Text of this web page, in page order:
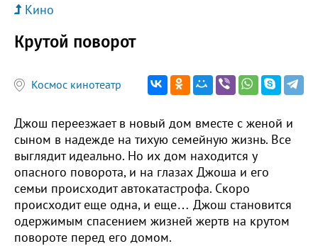
Кино
Крутой поворот
Космос кинотеатр
Джош переезжает в новый дом вместе с женой и
сыном в надежде на тихую семейную жизнь. Все
выглядит идеально. Но их дом находится у
опасного поворота, и на глазах Джоша и его
семьи происходит автокатастрофа. Скоро
происходит еще одна, и еще… Джош становится
одержимым спасением жизней жертв на крутом
повороте перед его домом.